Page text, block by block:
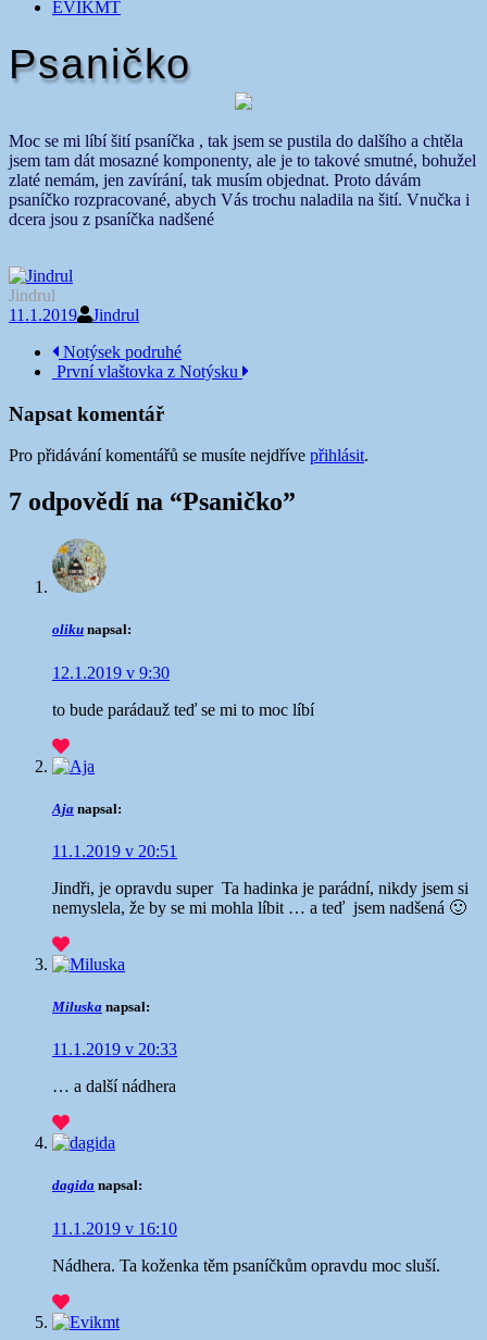
EVIKMT
Psaničko
Moc se mi líbí šití psaníčka , tak jsem se pustila do dalšího a chtěla
jsem tam dát mosazné komponenty, ale je to takové smutné, bohužel
zlaté nemám, jen zavírání, tak musím objednat. Proto dávám
psaníčko rozpracované, abych Vás trochu naladila na šití. Vnučka i
dcera jsou z psaníčka nadšené
Jindrul
11.1.2019
Jindrul
Navigace
příspěvku
Notýsek podruhé
První vlaštovka z Notýsku
Napsat komentář
Pro přidávání komentářů se musíte nejdříve přihlásit.
7 odpovědí na “Psaničko”
oliku napsal:
12.1.2019 v 9:30
to bude parádauž teď se mi to moc líbí
Aja napsal:
11.1.2019 v 20:51
Jindři, je opravdu super Ta hadinka je parádní, nikdy jsem si
nemyslela, že by se mi mohla líbit … a teď jsem nadšená 🙂
Miluska napsal:
11.1.2019 v 20:33
… a další nádhera
dagida napsal:
11.1.2019 v 16:10
Nádhera. Ta koženka těm psaníčkům opravdu moc sluší.